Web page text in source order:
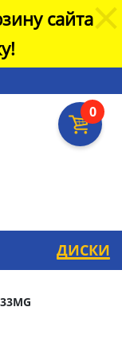
сайта
0
ДИСКИ